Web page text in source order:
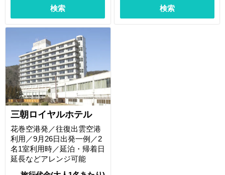
検索 検索
三朝ロイヤルホテル
花巻空港発／往復出雲空港
利用／9月26日出発一例／2
名1室利用時／延泊・帰着日
延長などアレンジ可能